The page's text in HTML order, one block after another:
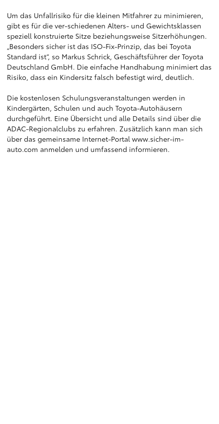
Um das Unfallrisiko für die kleinen Mitfahrer zu minimieren,
gibt es für die ver-schiedenen Alters- und Gewichtsklassen
speziell konstruierte Sitze beziehungsweise Sitzerhöhungen.
„Besonders sicher ist das ISO-Fix-Prinzip, das bei Toyota
Standard ist“, so Markus Schrick, Geschäftsführer der Toyota
Deutschland GmbH. Die einfache Handhabung minimiert das
Risiko, dass ein Kindersitz falsch befestigt wird, deutlich.
Die kostenlosen Schulungsveranstaltungen werden in
Kindergärten, Schulen und auch Toyota-Autohäusern
durchgeführt. Eine Übersicht und alle Details sind über die
ADAC-Regionalclubs zu erfahren. Zusätzlich kann man sich
über das gemeinsame Internet-Portal www.sicher-im-
auto.com anmelden und umfassend informieren.